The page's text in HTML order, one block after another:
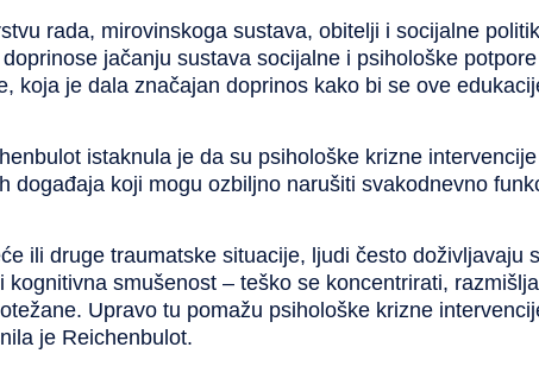
rada, mirovinskoga sustava, obitelji i socijalne
jačanju sustava socijalne i psihološke
koja je dala značajan doprinos kako bi se ove
istaknula je da su psihološke krizne intervencije
koji mogu ozbiljno narušiti svakodnevno
ili druge traumatske situacije, ljudi često doživljavaju
smušenost – teško se koncentrirati,
Upravo tu pomažu psihološke krizne
je Reichenbulot.